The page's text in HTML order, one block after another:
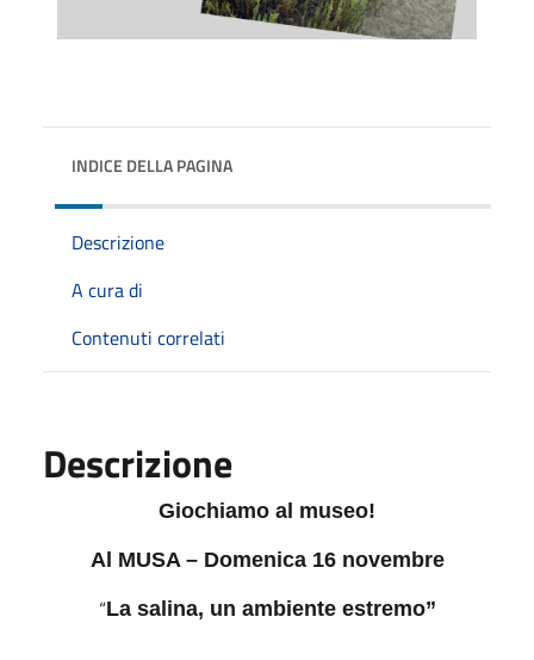
INDICE DELLA PAGINA
Descrizione
A cura di
Contenuti correlati
Descrizione
Giochiamo al museo!
Al MUSA – Domenica 16 novembre
“La salina, un ambiente estremo”